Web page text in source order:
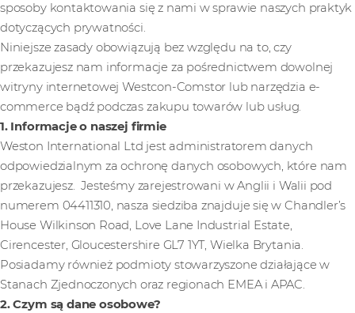
sposoby kontaktowania się z nami w sprawie naszych praktyk
dotyczących prywatności.
Niniejsze zasady obowiązują bez względu na to, czy
przekazujesz nam informacje za pośrednictwem dowolnej
witryny internetowej Westcon-Comstor lub narzędzia e-
commerce bądź podczas zakupu towarów lub usług.
1. Informacje o naszej firmie
Weston International Ltd jest administratorem danych
odpowiedzialnym za ochronę danych osobowych, które nam
przekazujesz. Jesteśmy zarejestrowani w Anglii i Walii pod
numerem 04411310, nasza siedziba znajduje się w Chandler’s
House Wilkinson Road, Love Lane Industrial Estate,
Cirencester, Gloucestershire GL7 1YT, Wielka Brytania.
Posiadamy również podmioty stowarzyszone działające w
Stanach Zjednoczonych oraz regionach EMEA i APAC.
2. Czym są dane osobowe?